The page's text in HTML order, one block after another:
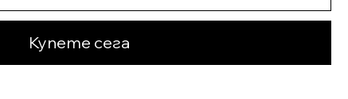
Купете сега